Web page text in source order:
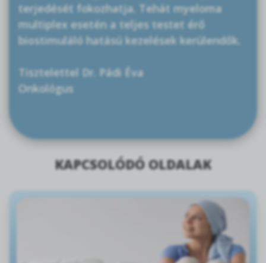
terjedését fokozhatja. Tehát myeloma
multiplex esetén a teljes testet érő
biostimuláló hatású kezelések kerülendők.
Tisztelettel Dr. Pádi Éva
Onkológus
KAPCSOLÓDÓ OLDALAK